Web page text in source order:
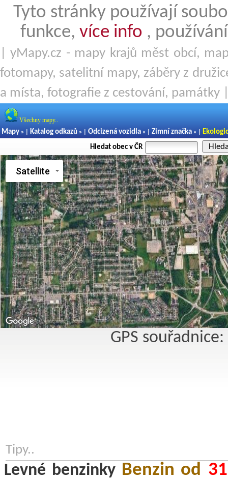
Tyto stránky používají
funkce, více info ,
| yMapy.cz - mapy krajů měst obcí,
fotomapy, satelitní mapy, záběry z
a místa, fotografie z cestování, památky
Všechny mapy..
Mapy » | Katalog odkazů » | Odcizená vozidla » | Zimní značka » |
Hledat obec v ČR
Satellite
GPS
Tipy..
Levné benzinkyBenzin od